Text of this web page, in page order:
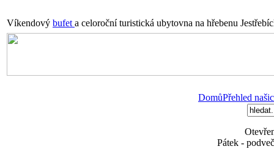
Víkendový bufet a celoroční turistická ubytovna na hřebenu
DomůPřehled
Pátek -